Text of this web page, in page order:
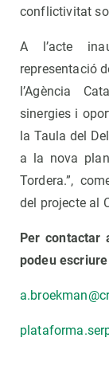
conflictivitat
A l’acte
representació
l’Agència
sinergies i
la Taula del
a la nova
Tordera.”,
del projecte al
Per contactar
podeu